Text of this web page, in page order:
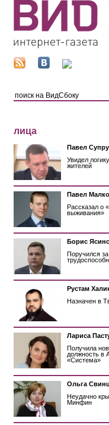
лица
Павел
Увидел
жителей
Павел
Рассказал о
выживания»
Борис
Поручился
Рустам
Назначен в
Лариса
Получила
должность в
«Система»
Ольга
Неудачно
Минфин